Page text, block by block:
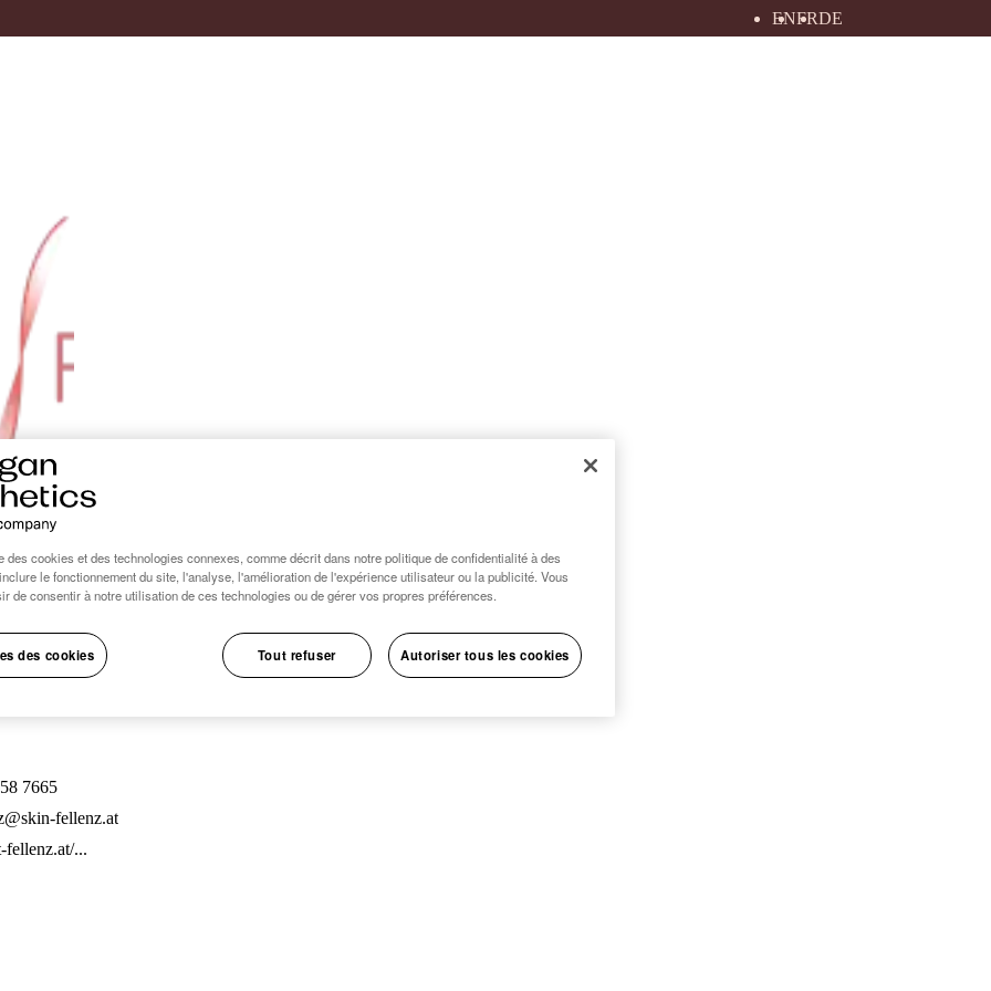
ENFRDE
7665
fellenz.at
fellenz.at/...
des cookies et des technologies connexes, comme décrit dans notre politique de confidentialité à des
le fonctionnement du site, l'analyse, l'amélioration de l'expérience utilisateur ou la publicité. Vous
de consentir à notre utilisation de ces technologies ou de gérer vos propres préférences.
Tout refuser Autoriser tous les cookies
des cookies